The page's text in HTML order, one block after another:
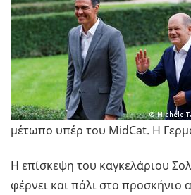
μέτωπο υπέρ του MidCat. H
Η επίσκεψη του καγκελάριου
φέρνει και πάλι στο προσκήνιο